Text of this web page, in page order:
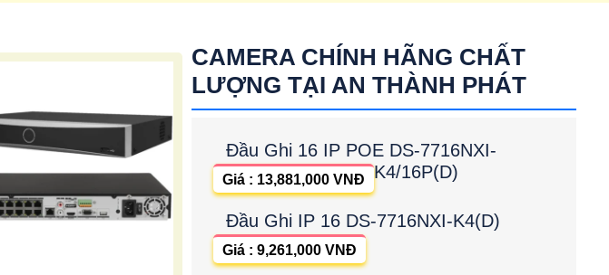
CAMERA CHÍNH HÃNG CHẤT
LƯỢNG TẠI AN THÀNH PHÁT
Đầu Ghi 16 IP POE DS-7716NXI-
K4/16P(D)
Giá : 13,881,000 VNĐ
Đầu Ghi IP 16 DS-7716NXI-K4(D)
Giá : 9,261,000 VNĐ